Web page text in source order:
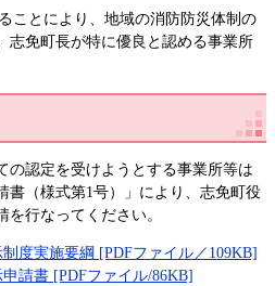
ことにより、地域の消防防災体制の
志免町長が特に優良と認める事業所
の認定を受けようとする事業所等は
書（様式第1号）」により、志免町役
行なってください。
度実施要綱 [PDFファイル／109KB]
請書 [PDFファイル/86KB]